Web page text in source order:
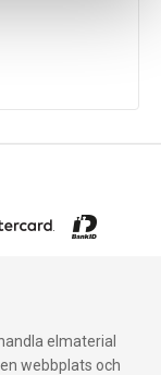
elmaterial
webbplats och